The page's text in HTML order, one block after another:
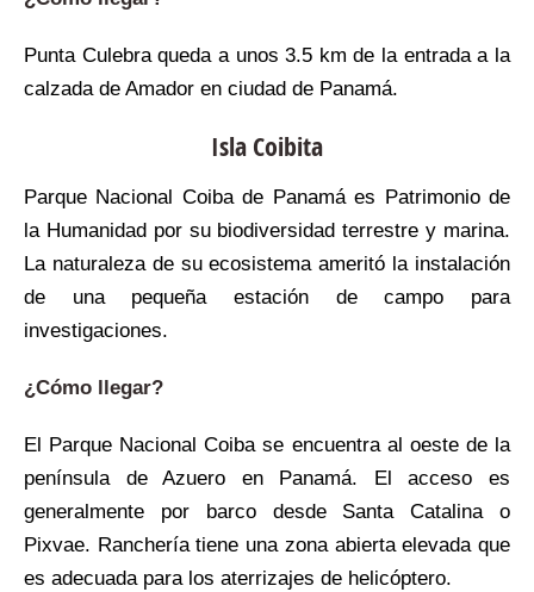
Punta Culebra queda a unos 3.5 km de la entrada a la
calzada de Amador en ciudad de Panamá.
Isla Coibita
Parque Nacional Coiba de Panamá es Patrimonio de
la Humanidad por su biodiversidad terrestre y marina.
La naturaleza de su ecosistema ameritó la instalación
de una pequeña estación de campo para
investigaciones.
¿Cómo llegar?
El Parque Nacional Coiba se encuentra al oeste de la
península de Azuero en Panamá. El acceso es
generalmente por barco desde Santa Catalina o
Pixvae. Ranchería tiene una zona abierta elevada que
es adecuada para los aterrizajes de helicóptero.